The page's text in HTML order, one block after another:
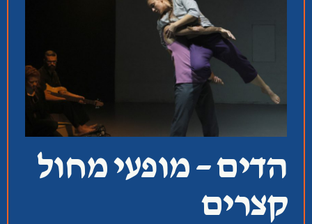
הדים – מופעי מחול
קצרים